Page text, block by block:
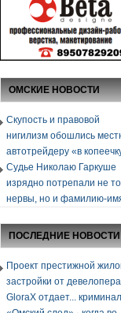
ОМСКИЕ НОВОСТИ
Скупость и правовой
нигилизм обошлись
автотрейдеру «в
Судье Николаю Гаркуше
изрядно потрепали не
нервы, но и фамилию-
ПОСЛЕДНИЕ НОВОСТИ
Проект престижной
застройки от девелопера
GloraХ отдает...